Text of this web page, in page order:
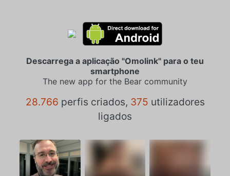
Descarrega a aplicação "Omolink" para o teu
smartphone
The new app for the Bear community
28.766 perfis criados, 375 utilizadores
ligados